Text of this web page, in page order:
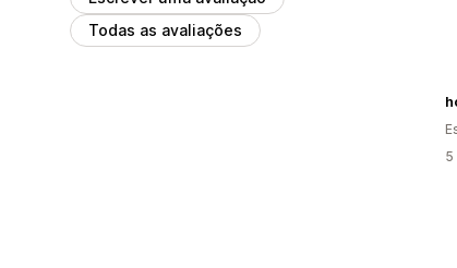
Todas as avaliações
5